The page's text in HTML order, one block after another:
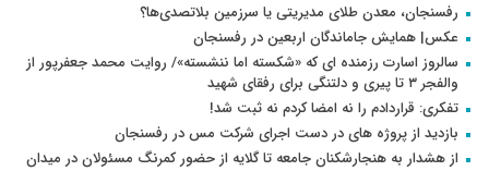
رفسنجان، معدن طلای مدیریتی یا سرزمین بلاتصدی‌ها؟
عکس| همایش جاماندگان اربعین در رفسنجان
سالروز اسارت رزمنده ای که «شکسته اما ننشسته»/ روایت محمد جعفرپور از
والفجر ۳ تا پیری و دلتنگی برای رفقای شهید
تفکری: قراردادم را نه امضا کردم نه ثبت شد!
بازدید از پروژه های در دست اجرای شرکت مس در رفسنجان
از هشدار به هنجارشکنان جامعه تا گلایه از حضور کمرنگ مسئولان در میدان